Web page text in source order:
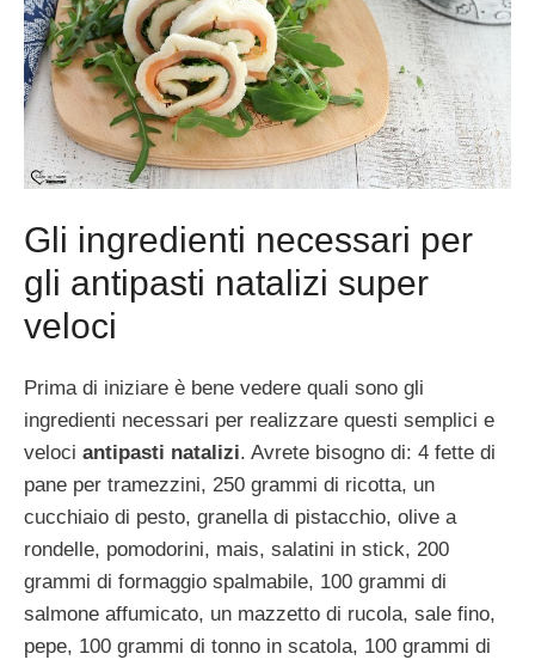
Gli ingredienti necessari per
gli antipasti natalizi super
veloci
Prima di iniziare è bene vedere quali sono gli
ingredienti necessari per realizzare questi semplici e
veloci antipasti natalizi. Avrete bisogno di: 4 fette di
pane per tramezzini, 250 grammi di ricotta, un
cucchiaio di pesto, granella di pistacchio, olive a
rondelle, pomodorini, mais, salatini in stick, 200
grammi di formaggio spalmabile, 100 grammi di
salmone affumicato, un mazzetto di rucola, sale fino,
pepe, 100 grammi di tonno in scatola, 100 grammi di